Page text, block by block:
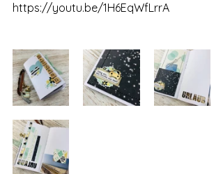
https://youtu.be/1H6EqWfLrrA